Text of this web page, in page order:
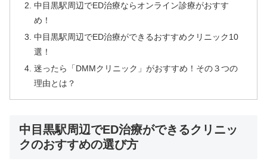
中目黒駅周辺でED治療ならオンライン診療がおすす
め！
中目黒駅周辺でED治療ができるおすすめクリニック10
選！
迷ったら「DMMクリニック」がおすすめ！その３つの
理由とは？
中目黒駅周辺でED治療ができるクリニッ
クのおすすめの選び方